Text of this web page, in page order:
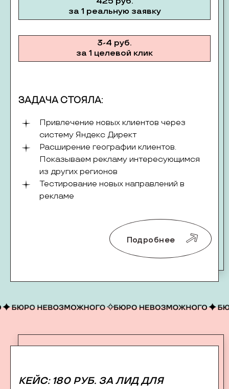
за 1 реальную заявку
3-4 руб.
за 1 целевой клик
ЗАДАЧА СТОЯЛА:
Привлечение новых клиентов через
систему Яндекс Директ
Расширение географии клиентов.
Показываем рекламу интересующимся
из других регионов
Тестирование новых направлений в
рекламе
Подробнее
КЕЙС: 180 РУБ. ЗА ЛИД ДЛЯ